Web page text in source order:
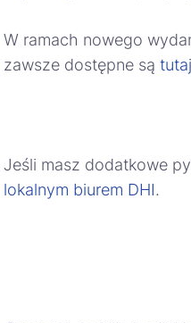
W ramach nowego
zawsze dostępne są tutaj
Jeśli masz dodatkowe
lokalnym biurem DHI.